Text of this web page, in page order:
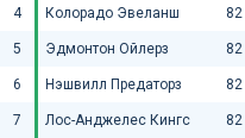
4 Колорадо Эвеланш 82
5 Эдмонтон Ойлерз 82
6 Нэшвилл Предаторз 82
7 Лос-Анджелес Кингс 82